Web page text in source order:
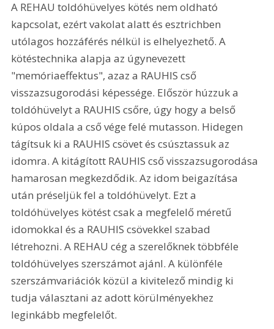
A REHAU toldóhüvelyes kötés nem oldható
kapcsolat, ezért vakolat alatt és esztrichben
utólagos hozzáférés nélkül is elhelyezhető. A
kötéstechnika alapja az úgynevezett
"memóriaeffektus", azaz a RAUHIS cső
visszazsugorodási képessége. Először húzzuk a
toldóhüvelyt a RAUHIS csőre, úgy hogy a belső
kúpos oldala a cső vége felé mutasson. Hidegen
tágítsuk ki a RAUHIS csövet és csúsztassuk az
idomra. A kitágított RAUHIS cső visszazsugorodása
hamarosan megkezdődik. Az idom beigazítása
után préseljük fel a toldóhüvelyt. Ezt a
toldóhüvelyes kötést csak a megfelelő méretű
idomokkal és a RAUHIS csövekkel szabad
létrehozni. A REHAU cég a szerelőknek többféle
toldóhüvelyes szerszámot ajánl. A különféle
szerszámvariációk közül a kivitelező mindig ki
tudja választani az adott körülményekhez
leginkább megfelelőt.